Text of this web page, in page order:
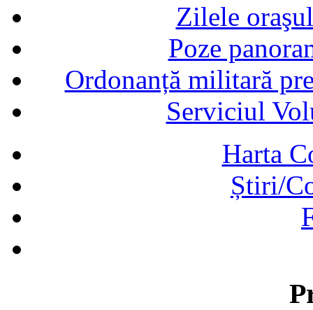
Zilele
Poze
Ordonanță militară
Serviciul
Harta
Știri/